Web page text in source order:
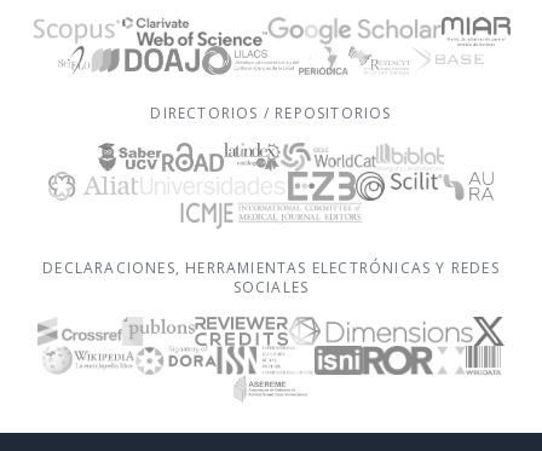
DIRECTORIOS / REPOSITORIOS
DECLARACIONES, HERRAMIENTAS ELECTRÓNICAS Y REDES
SOCIALES